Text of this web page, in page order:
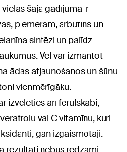
šajā gadījumā ir
piemēram, arbutīns un
sintēzi un palīdz
Vēl var izmantot
ādas atjaunošanos un šūnu
vienmērīgāku.
izvēlēties arī ferulskābi,
vai C vitamīnu, kuri
gan izgaismotāji.